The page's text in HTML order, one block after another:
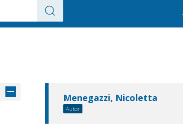
Menegazzi, Nicoletta
Autor